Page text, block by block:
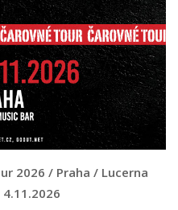
2026 / Praha / Lucerna